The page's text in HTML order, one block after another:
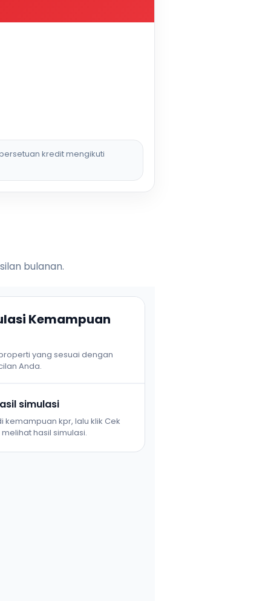
kredit mengikuti
bulanan.
Kemampuan
yang sesuai dengan
Anda.
simulasi
kemampuan kpr, lalu klik Cek
hasil simulasi.